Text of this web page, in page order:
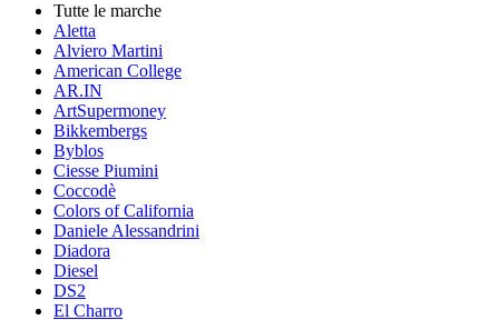
Tutte le marche
Aletta
Alviero Martini
American College
AR.IN
ArtSupermoney
Bikkembergs
Byblos
Ciesse Piumini
Coccodè
Colors of California
Daniele Alessandrini
Diadora
Diesel
DS2
El Charro